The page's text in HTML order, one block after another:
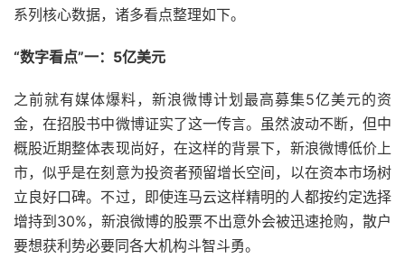
系列核心数据，诸多看点整理如下。
“数字看点”一：5亿美元
之前就有媒体爆料，新浪微博计划最高募集5亿美元的资
金，在招股书中微博证实了这一传言。虽然波动不断，但中
概股近期整体表现尚好，在这样的背景下，新浪微博低价上
市，似乎是在刻意为投资者预留增长空间，以在资本市场树
立良好口碑。不过，即使连马云这样精明的人都按约定选择
增持到30%，新浪微博的股票不出意外会被迅速抢购，散户
要想获利势必要同各大机构斗智斗勇。